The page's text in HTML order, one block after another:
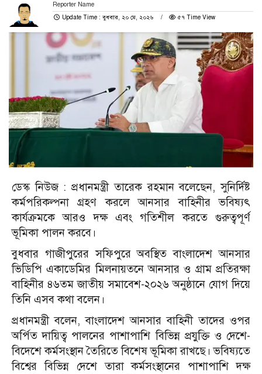
Reporter Name
Update Time : বুধবার, ২০ মে, ২০২৬
৫৭ Time View
ডেস্ক নিউজ : প্রধানমন্ত্রী তারেক রহমান বলেছেন, সুনির্দিষ্ট
কর্মপরিকল্পনা গ্রহণ করলে আনসার বাহিনীর ভবিষ্যৎ
কার্যক্রমকে আরও দক্ষ এবং গতিশীল করতে গুরুত্বপূর্ণ
ভূমিকা পালন করবে।
বুধবার গাজীপুরের সফিপুরে অবস্থিত বাংলাদেশ আনসার
ভিডিপি একাডেমির মিলনায়তনে আনসার ও গ্রাম প্রতিরক্ষা
বাহিনীর ৪৬তম জাতীয় সমাবেশ-২০২৬ অনুষ্ঠানে যোগ দিয়ে
তিনি এসব কথা বলেন।
প্রধানমন্ত্রী বলেন, বাংলাদেশ আনসার বাহিনী তাদের ওপর
অর্পিত দায়িত্ব পালনের পাশাপাশি বিভিন্ন প্রযুক্তি ও দেশে-
বিদেশে কর্মসংস্থান তৈরিতে বিশেষ ভূমিকা রাখছে। ভবিষ্যতে
বিশ্বের বিভিন্ন দেশে তারা কর্মসংস্থানের পাশাপাশি দক্ষ